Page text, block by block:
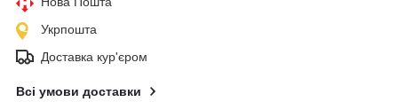
Укрпошта
Доставка кур'єром
Всі умови доставки